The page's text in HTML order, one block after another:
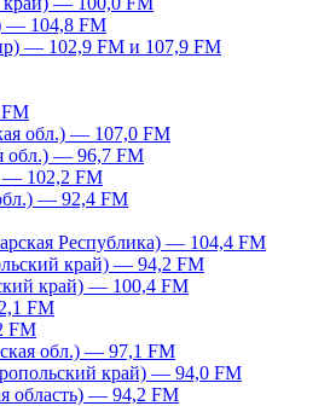
— 104,8 FM
— 102,9 FM и 107,9 FM
обл.) — 107,0 FM
обл.) — 96,7 FM
— 102,2 FM
— 92,4 FM
Республика) — 104,4 FM
край) — 94,2 FM
край) — 100,4 FM
FM
FM
обл.) — 97,1 FM
край) — 94,0 FM
область) — 94,2 FM